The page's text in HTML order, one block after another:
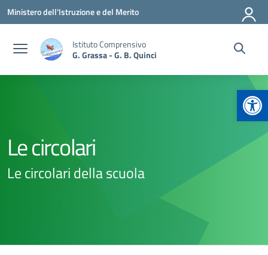
Vai ai contenuti
Vai al menu di navigazione
Vai al footer
Ministero dell'Istruzione e del Merito
Istituto Comprensivo
G. Grassa - G. B. Quinci
Le circolari
Le circolari della scuola